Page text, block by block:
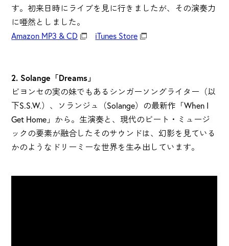
す。初来日時にライブを見に行きましたが、その演奏力
に唖然としました。
Amazon MP3 & CD
iTunes Store
2. Solange「Dreams」
ビヨンセの実の妹でもあるシンガーソングライター（以
下S.S.W.）、ソランジュ（Solange）の最新作「When I
Get Home」から。生演奏と、現代のビート・ミュージ
ックの要素が融合したそのサウンドは、幻影を見ている
かのようなドリーミーな世界を生み出しています。